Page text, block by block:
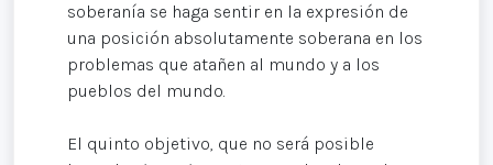
soberanía se haga sentir en la expresión de
una posición absolutamente soberana en los
problemas que atañen al mundo y a los
pueblos del mundo.
El quinto objetivo, que no será posible